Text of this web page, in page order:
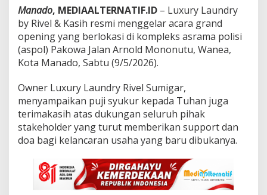
d
O
p
e
n
i
g
L
u
x
u
y
L
a
u
n
Manado, MEDIAALTERNATIF.ID – Luxury Laundry
by Rivel & Kasih resmi menggelar acara grand
opening yang berlokasi di kompleks asrama polisi
(aspol) Pakowa Jalan Arnold Mononutu, Wanea,
Kota Manado, Sabtu (9/5/2026).
‎Owner Luxury Laundry Rivel Sumigar,
menyampaikan puji syukur kepada Tuhan juga
terimakasih atas dukungan seluruh pihak
stakeholder yang turut memberikan support dan
doa bagi kelancaran usaha yang baru dibukanya.